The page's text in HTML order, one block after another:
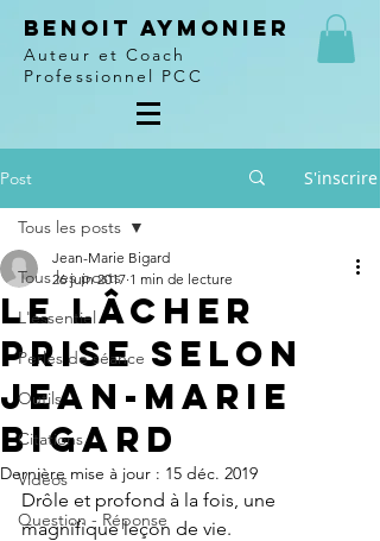
Benoit Aymonier
Auteur et Coach
Professionnel PCC
Post S'inscrire
Tous les posts
L'essentiel
Perles de séance
Outils
Citations
Vidéos
Question - Réponse
Tous les posts
Le lâcher
prise selon
Jean-Marie
Bigard
Jean-Marie Bigard
26 juin 2017 1 min de lecture
Dernière mise à jour : 15 déc. 2019
Drôle et profond à la fois, une
magnifique leçon de vie.